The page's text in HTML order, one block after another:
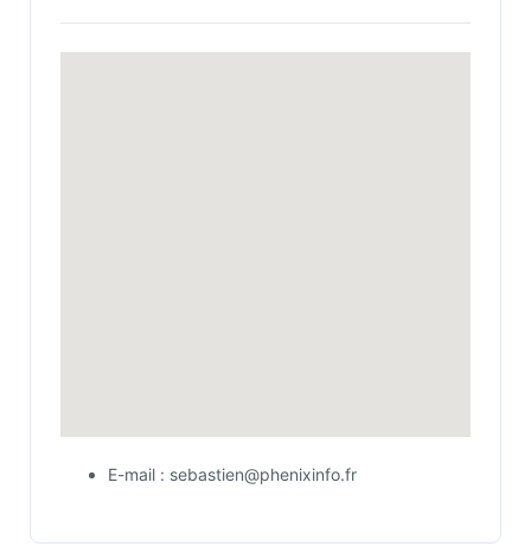
E-mail : sebastien@phenixinfo.fr